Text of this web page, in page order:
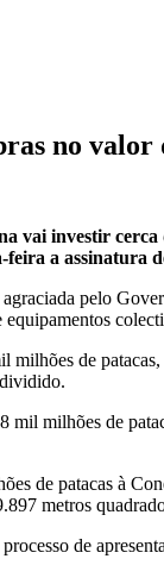
no
vai investir
a assinatura
pelo
de
mil milhões de
de patacas à
metros
de